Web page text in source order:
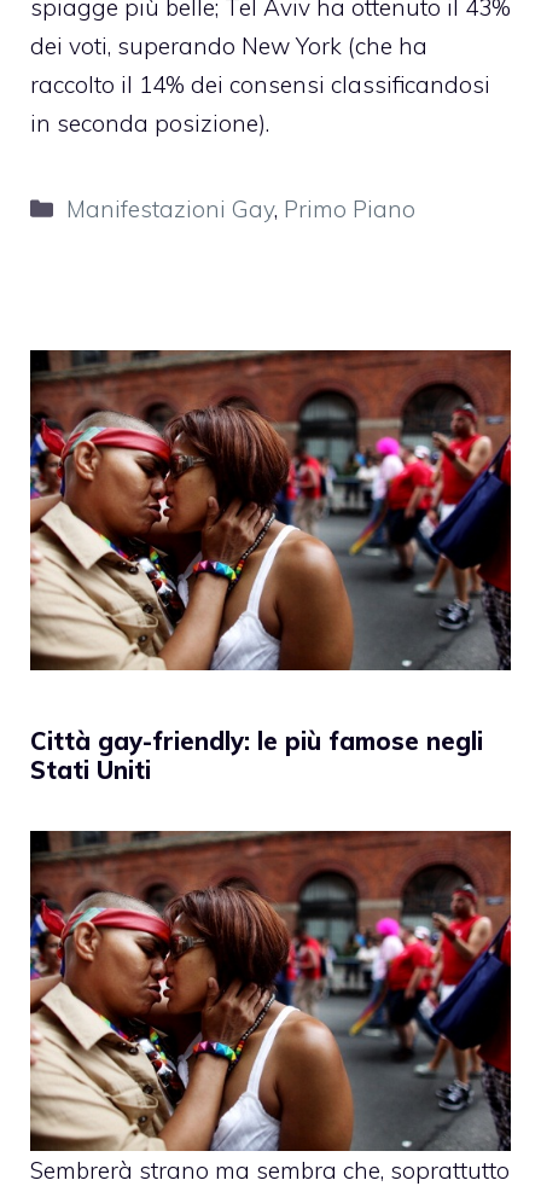
spiagge più belle; Tel Aviv ha ottenuto il 43%
dei voti, superando New York (che ha
raccolto il 14% dei consensi classificandosi
in seconda posizione).
Categorie
Manifestazioni Gay, Primo Piano
Città gay-friendly: le più famose negli
Stati Uniti
Sembrerà strano ma sembra che, soprattutto